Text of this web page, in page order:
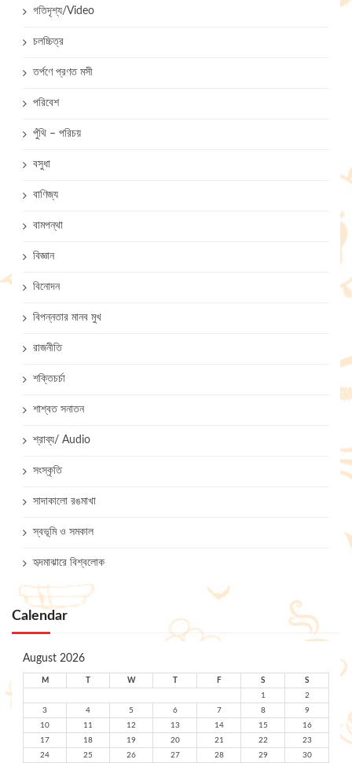
গতিদৃশ্য/Video
চলচ্চিত্র
তর্পণে প্রণত মসী
পরিবেশ
পুঁথি – পরিচয়
বসুধা
বাণিজ্য
বামপন্থা
বিজ্ঞান
বিনোদন
বিপন্নতার মানব মুখ
রাজনীতি
শক্তিচর্চা
শাশ্বত সনাতন
শ্রাব্য/ Audio
সংস্কৃতি
সাদাকালো রঙমাখা
স্বভূমি ও সমকাল
হৃদমাঝারে বিশ্বলোক
Calendar
August 2026
M W F S
S
1
2
3
4 5 6 7 8
9
10
11 12 13 14 15
16
17
18 19 20 21 22
23
24
25 26 27 28 29 30